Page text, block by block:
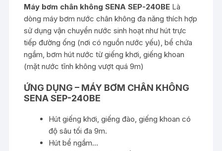
Máy bơm chân không SENA SEP-240BE Là
dòng máy bơm nước chân không đa năng thích hợp
sử dụng vận chuyển nước sinh hoạt như hút trực
tiếp đường ống (nơi có nguồn nước yếu), bể chứa
ngầm, bơm hút nước từ giếng khơi, giếng khoan
(mặt nước tĩnh không vượt quá 9m)
ỨNG DỤNG – MÁY BƠM CHÂN KHÔNG
SENA SEP-240BE
Hút giếng khơi, giếng đào, giếng khoan có
độ sâu tối đa 9m.
Hút bể ngầm…